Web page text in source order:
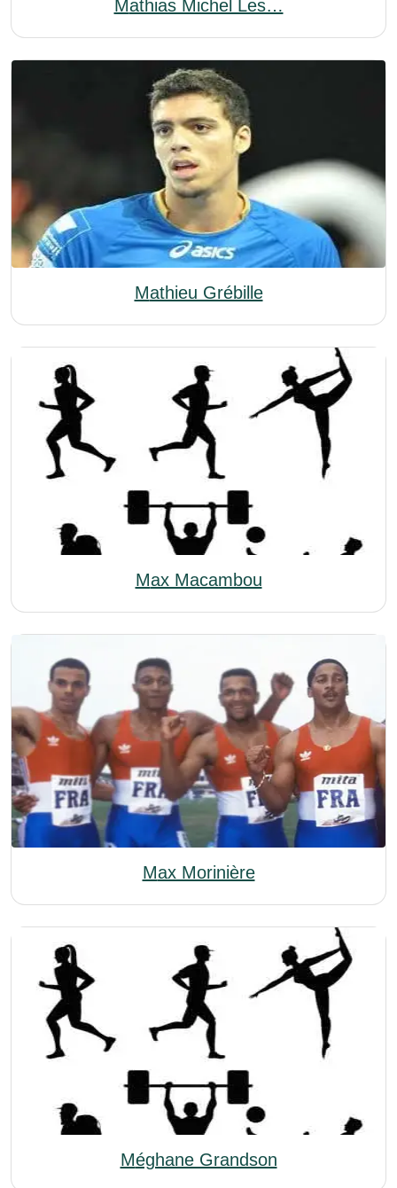
Mathias Michel Les…
Mathieu Grébille
Max Macambou
Max Morinière
Méghane Grandson